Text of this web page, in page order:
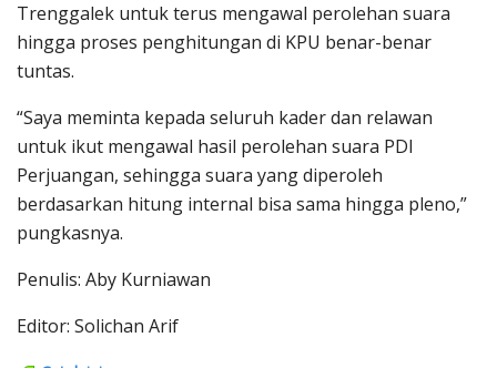
Trenggalek untuk terus mengawal perolehan suara
hingga proses penghitungan di KPU benar-benar
tuntas.
“Saya meminta kepada seluruh kader dan relawan
untuk ikut mengawal hasil perolehan suara PDI
Perjuangan, sehingga suara yang diperoleh
berdasarkan hitung internal bisa sama hingga pleno,”
pungkasnya.
Penulis: Aby Kurniawan
Editor: Solichan Arif